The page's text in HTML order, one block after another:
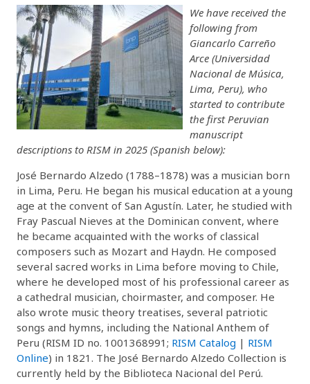
We have received the
following from
Giancarlo Carreño
Arce (Universidad
Nacional de Música,
Lima, Peru), who
started to contribute
the first Peruvian
manuscript
descriptions to RISM in 2025 (Spanish below):
José Bernardo Alzedo (1788–1878) was a musician born
in Lima, Peru. He began his musical education at a young
age at the convent of San Agustín. Later, he studied with
Fray Pascual Nieves at the Dominican convent, where
he became acquainted with the works of classical
composers such as Mozart and Haydn. He composed
several sacred works in Lima before moving to Chile,
where he developed most of his professional career as
a cathedral musician, choirmaster, and composer. He
also wrote music theory treatises, several patriotic
songs and hymns, including the National Anthem of
Peru (RISM ID no. 1001368991; RISM Catalog | RISM
Online) in 1821. The José Bernardo Alzedo Collection is
currently held by the Biblioteca Nacional del Perú.